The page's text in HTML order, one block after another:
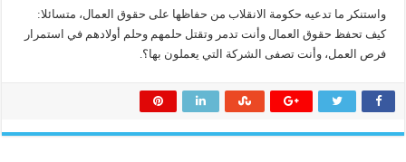
واستنكر ما تدعيه حكومة الانقلاب من حفاظها على حقوق العمال، متسائلا:
كيف تحفظ حقوق العمال وأنت تدمر وتقتل حلمهم وحلم أولادهم في استمرار
فرص العمل، وأنت تصفى الشركة التي يعملون بها؟.